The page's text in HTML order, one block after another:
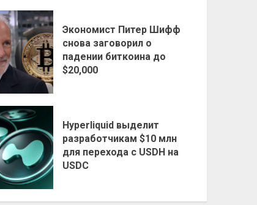
Экономист Питер Шифф
снова заговорил о
падении биткоина до
$20,000
Hyperliquid выделит
разработчикам $10 млн
для перехода с USDH на
USDC